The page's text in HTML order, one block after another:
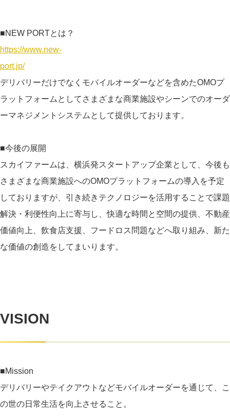
■NEW PORTとは？
https://www.new-
port.jp/
デリバリーだけでなくモバイルオーダーなどを含めたOMOプ
ラットフォームとしてさまざまな商業施設やシーンでのオーダ
ーマネジメントシステムとして提供しております。
■今後の展開
スカイファームは、横浜発スタートアップ企業として、今後も
さまざまな商業施設へのOMOプラットフォームの導入を予定
しておりますが、引き続きテクノロジーを活用することで課題
解決・利便性向上に寄与し、快適な時間と空間の提供、不動産
価値向上、飲食店支援、フードロス問題などへ取り組み、新た
な価値の創造をしてまいります。
VISION
■Mission
デリバリーやテイクアウトなどモバイルオーダーを通じて、こ
の世の日常生活を向上させること。